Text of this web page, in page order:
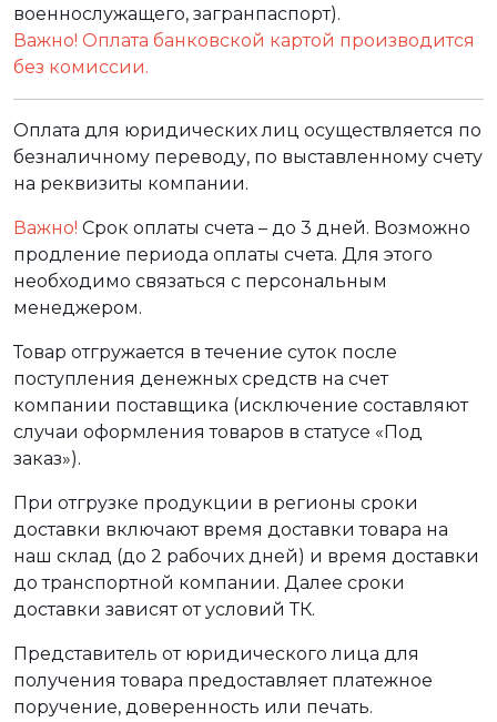
военнослужащего, загранпаспорт).
Важно! Оплата банковской картой производится
без комиссии.
Оплата для юридических лиц осуществляется по
безналичному переводу, по выставленному счету
на реквизиты компании.
Важно! Срок оплаты счета – до 3 дней. Возможно
продление периода оплаты счета. Для этого
необходимо связаться с персональным
менеджером.
Товар отгружается в течение суток после
поступления денежных средств на счет
компании поставщика (исключение составляют
случаи оформления товаров в статусе «Под
заказ»).
При отгрузке продукции в регионы сроки
доставки включают время доставки товара на
наш склад (до 2 рабочих дней) и время доставки
до транспортной компании. Далее сроки
доставки зависят от условий ТК.
Представитель от юридического лица для
получения товара предоставляет платежное
поручение, доверенность или печать.